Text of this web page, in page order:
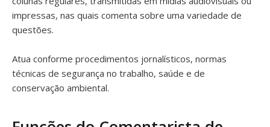
impressas, nas quais comenta sobre uma variedade de
questões.
Atua conforme procedimentos jornalísticos, normas
técnicas de segurança no trabalho, saúde e de
conservação ambiental.